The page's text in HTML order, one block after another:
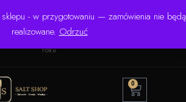
- w przygotowaniu — zamówienia nie będą
realizowane. Odrzuć
☎ +48 506 504 900
✉
krzysztof.lipinski@salinarium.com
| Bezpośredni importer od 1999
roku
0